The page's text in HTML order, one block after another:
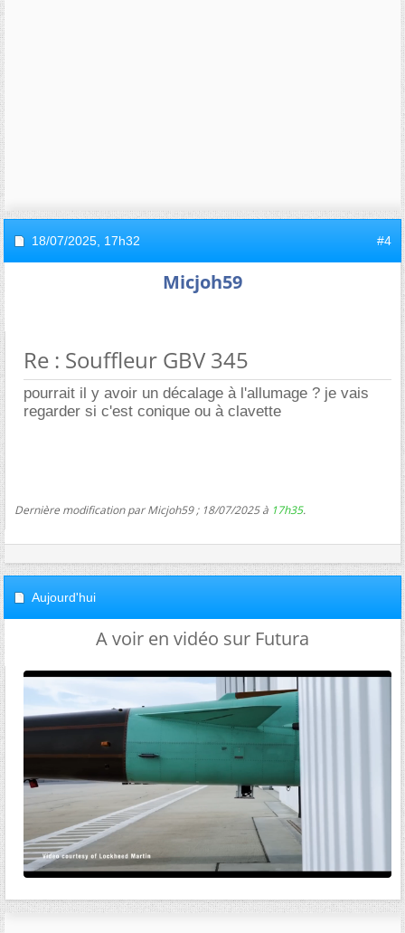
18/07/2025, 17h32 #4
Micjoh59
Re : Souffleur GBV 345
pourrait il y avoir un décalage à l'allumage ? je vais
regarder si c'est conique ou à clavette
Dernière modification par Micjoh59 ; 18/07/2025 à 17h35.
Aujourd'hui
A voir en vidéo sur Futura